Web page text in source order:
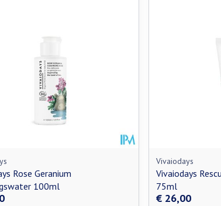
Rose Geranium
100ml
Vivaiodays
Vivaiodays
75ml
€ 26,00